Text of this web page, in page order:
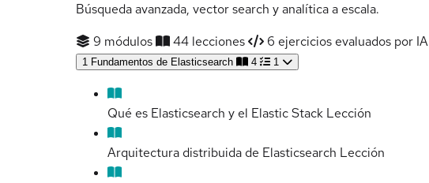
Búsqueda avanzada, vector search y analítica a escala.
9 módulos
44 lecciones 6 ejercicios evaluados por IA
1 Fundamentos de Elasticsearch 4 1
Qué es Elasticsearch y el Elastic Stack Lección
Arquitectura distribuida de Elasticsearch Lección